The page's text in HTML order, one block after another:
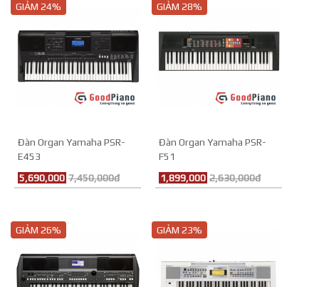
GIẢM 24%
Đàn Organ Yamaha PSR-
E453
5,690,000 7,450,000đ
GIẢM 28%
Đàn Organ Yamaha PSR-
F51
1,899,000 2,630,000đ
GIẢM 26% GIẢM 23%